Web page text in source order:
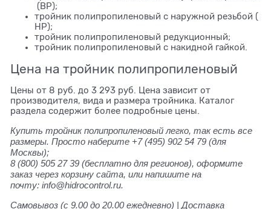
(ВР);
тройник полипропиленовый с наружной резьбой (
НР);
тройник полипропиленовый редукционный;
тройник полипропиленовый с накидной гайкой.
Цена на тройник полипропиленовый
Цены от 8 руб. до 3 293 руб. Цена зависит от
производителя, вида и размера тройника. Каталог
раздела содержит более подробные цены.
Купить тройник полипропиленовый легко, так есть все
размеры. Просто наберите +7 (495) 902 54 79 (для
Москвы);
8 (800) 505 27 39 (бесплатно для регионов), оформите
заказ через корзину сайта, или напишите на
почту: info@hidrocontrol.ru.
Самовывоз (с 9.00 до 20.00 ежедневно) | Доставка